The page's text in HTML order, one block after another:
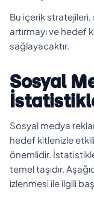
Bu içerik stratejileri,
artırmayı ve hedef
sağlayacaktır.
Sosyal
Sosyal medya
hedef kitlenizle
önemlidir.
temel taşıdır.
izlenmesi ile ilgili